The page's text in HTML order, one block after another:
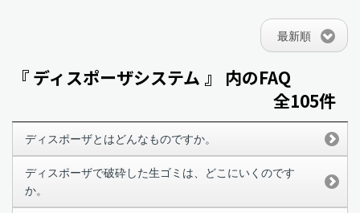
最新順
『 ディスポーザシステム 』 内のFAQ
全105件
ディスポーザとはどんなものですか。
ディスポーザで破砕した生ゴミは、どこにいくのです
か。